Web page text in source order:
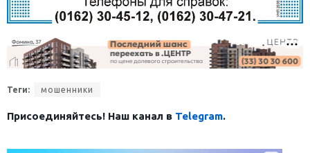
Теги: мошенники
Присоединяйтесь! Наш канал в Telegram.